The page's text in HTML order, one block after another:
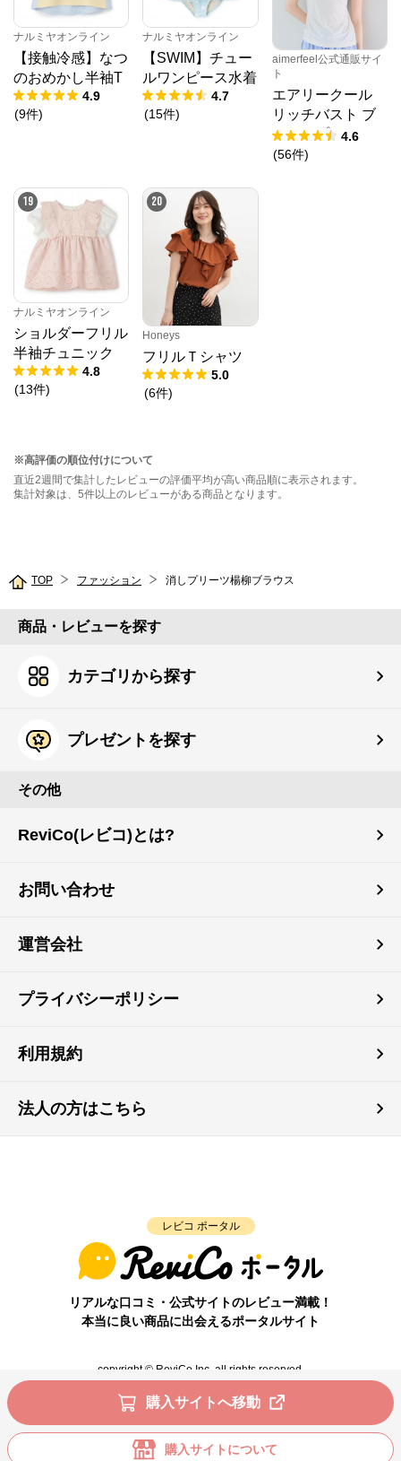
購入サイトへ移動
購入サイトについて
ナルミヤオンライン
【接触冷感】なつ
のおめかし半袖T
4.9
(9件)
ナルミヤオンライン
【SWIM】チュー
ルワンピース水着
4.7
(15件)
aimerfeel公式通販サイ
ト
エアリークール
リッチバスト ブ
ラトップ (ワイヤ
ー入り)
4.6
(56件)
19
ナルミヤオンライン
ショルダーフリル
半袖チュニック
4.8
(13件)
20
Honeys
フリルＴシャツ
5.0
(6件)
※高評価の順位付けについて
直近2週間で集計したレビューの評価平均が高い商品順に表示されます。
集計対象は、5件以上のレビューがある商品となります。
TOP ファッション 消しプリーツ楊柳ブラウス
商品・レビューを探す
カテゴリから探す
プレゼントを探す
その他
ReviCo(レビコ)とは?
お問い合わせ
運営会社
プライバシーポリシー
利用規約
法人の方はこちら
レビコ ポータル
リアルな口コミ・公式サイトのレビュー満載！
本当に良い商品に出会えるポータルサイト
copyright © ReviCo Inc. all rights reserved.